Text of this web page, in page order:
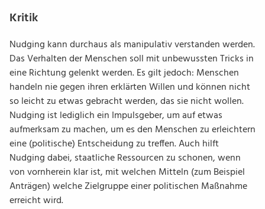
Kritik
Nudging kann durchaus als manipulativ verstanden werden.
Das Verhalten der Menschen soll mit unbewussten Tricks in
eine Richtung gelenkt werden. Es gilt jedoch: Menschen
handeln nie gegen ihren erklärten Willen und können nicht
so leicht zu etwas gebracht werden, das sie nicht wollen.
Nudging ist lediglich ein Impulsgeber, um auf etwas
aufmerksam zu machen, um es den Menschen zu erleichtern
eine (politische) Entscheidung zu treffen. Auch hilft
Nudging dabei, staatliche Ressourcen zu schonen, wenn
von vornherein klar ist, mit welchen Mitteln (zum Beispiel
Anträgen) welche Zielgruppe einer politischen Maßnahme
erreicht wird.